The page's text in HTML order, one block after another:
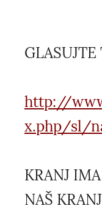
GLASUJTE
http://
x.php/sl/
KRANJ
NAŠ